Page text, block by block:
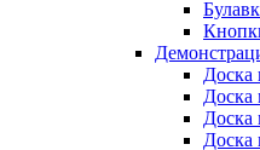
Доска
Доска
Доска
Доска